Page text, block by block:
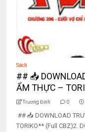
Sách
## 📥
ẨM THỰC –
Trương Định 0
## 📥 DOWNLOAD
TORIKO** (Full